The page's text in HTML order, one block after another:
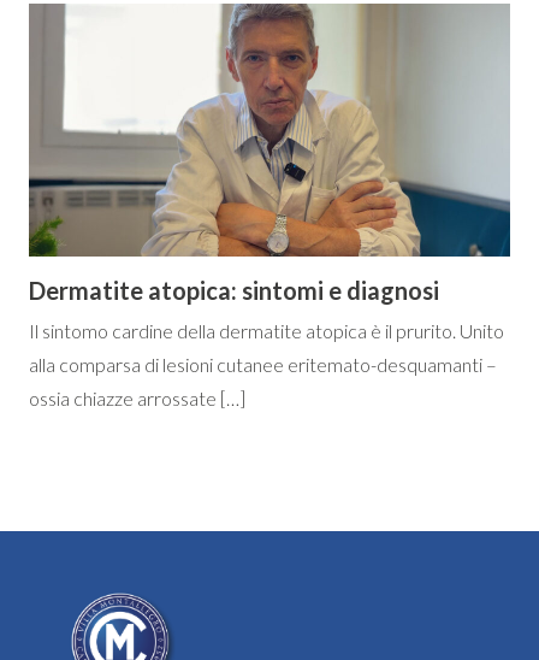
Dermatite atopica: sintomi e diagnosi
Il sintomo cardine della dermatite atopica è il prurito. Unito
alla comparsa di lesioni cutanee eritemato-desquamanti –
ossia chiazze arrossate […]